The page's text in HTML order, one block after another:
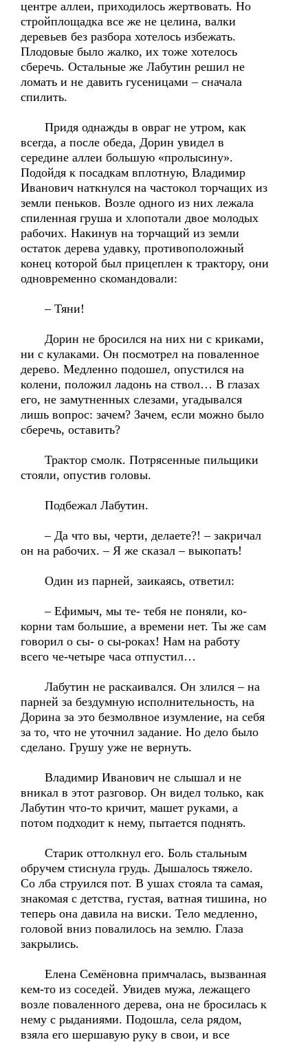
центре аллеи, приходилось жертвовать. Но
стройплощадка все же не целина, валки
деревьев без разбора хотелось избежать.
Плодовые было жалко, их тоже хотелось
сберечь. Остальные же Лабутин решил не
ломать и не давить гусеницами – сначала
спилить.
Придя однажды в овраг не утром, как
всегда, а после обеда, Дорин увидел в
середине аллеи большую «пролысину».
Подойдя к посадкам вплотную, Владимир
Иванович наткнулся на частокол торчащих из
земли пеньков. Возле одного из них лежала
спиленная груша и хлопотали двое молодых
рабочих. Накинув на торчащий из земли
остаток дерева удавку, противоположный
конец которой был прицеплен к трактору, они
одновременно скомандовали:
– Тяни!
Дорин не бросился на них ни с криками,
ни с кулаками. Он посмотрел на поваленное
дерево. Медленно подошел, опустился на
колени, положил ладонь на ствол… В глазах
его, не замутненных слезами, угадывался
лишь вопрос: зачем? Зачем, если можно было
сберечь, оставить?
Трактор смолк. Потрясенные пильщики
стояли, опустив головы.
Подбежал Лабутин.
– Да что вы, черти, делаете?! – закричал
он на рабочих. – Я же сказал – выкопать!
Один из парней, заикаясь, ответил:
– Ефимыч, мы те- тебя не поняли, ко-
корни там большие, а времени нет. Ты же сам
говорил о сы- о сы-роках! Нам на работу
всего че-четыре часа отпустил…
Лабутин не раскаивался. Он злился – на
парней за бездумную исполнительность, на
Дорина за это безмолвное изумление, на себя
за то, что не уточнил задание. Но дело было
сделано. Грушу уже не вернуть.
Владимир Иванович не слышал и не
вникал в этот разговор. Он видел только, как
Лабутин что-то кричит, машет руками, а
потом подходит к нему, пытается поднять.
Старик оттолкнул его. Боль стальным
обручем стиснула грудь. Дышалось тяжело.
Со лба струился пот. В ушах стояла та самая,
знакомая с детства, густая, ватная тишина, но
теперь она давила на виски. Тело медленно,
головой вниз повалилось на землю. Глаза
закрылись.
Елена Семёновна примчалась, вызванная
кем-то из соседей. Увидев мужа, лежащего
возле поваленного дерева, она не бросилась к
нему с рыданиями. Подошла, села рядом,
взяла его шершавую руку в свои, и все